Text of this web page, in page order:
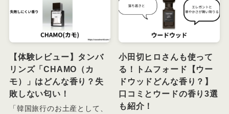
【体験レビュー】タンバ
リンズ「CHAMO（カ
モ）」はどんな香り？失
敗しない匂い！
「韓国旅行のお土産として、
小田切ヒロさんも使って
る！トムフォード【ウー
ドウッドどんな香り？】
口コミとウードの香り3選
も紹介！